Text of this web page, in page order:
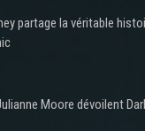
partage la véritable
Moore dévoilent